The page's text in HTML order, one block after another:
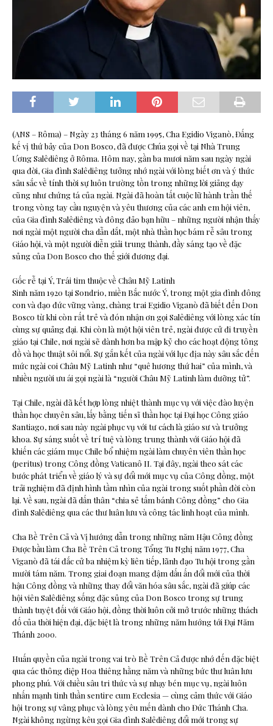
(ANS – Rôma) – Ngày 23 tháng 6 năm 1995, Cha Egidio Viganò, Đấng
kế vị thứ bảy của Don Bosco, đã được Chúa gọi về tại Nhà Trung
Ương Salêdiêng ở Rôma. Hôm nay, gần ba mươi năm sau ngày ngài
qua đời, Gia đình Salêdiêng tưởng nhớ ngài với lòng biết ơn và ý thức
sâu sắc về tính thời sự luôn trường tồn trong những lời giảng dạy
cũng như chứng tá của ngài. Ngài đã hoàn tất cuộc lữ hành trần thế
trong vòng tay cầu nguyện và yêu thương của các anh em hội viên,
của Gia đình Salêdiêng và đông đảo bạn hữu – những người nhận thấy
nơi ngài một người cha dẫn dắt, một nhà thần học bám rễ sâu trong
Giáo hội, và một người diễn giải trung thành, đầy sáng tạo về đặc
sủng của Don Bosco cho thế giới đương đại.
Gốc rễ tại Ý, Trái tim thuộc về Châu Mỹ Latinh
Sinh năm 1920 tại Sondrio, miền Bắc nước Ý, trong một gia đình đông
con và đạo đức vững vàng, chàng trai Egidio Viganò đã biết đến Don
Bosco từ khi còn rất trẻ và đón nhận ơn gọi Salêdiêng với lòng xác tín
cùng sự quảng đại. Khi còn là một hội viên trẻ, ngài được cử đi truyền
giáo tại Chile, nơi ngài sẽ dành hơn ba mập kỷ cho các hoạt động tông
đồ và học thuật sôi nổi. Sự gắn kết của ngài với lục địa này sâu sắc đến
mức ngài coi Châu Mỹ Latinh như “quê hương thứ hai” của mình, và
nhiều người ưu ái gọi ngài là “người Châu Mỹ Latinh làm dưỡng tử”.
Tại Chile, ngài đã kết hợp lòng nhiệt thành mục vụ với việc đào luyện
thần học chuyên sâu, lấy bằng tiến sĩ thần học tại Đại học Công giáo
Santiago, nơi sau này ngài phục vụ với tư cách là giáo sư và trưởng
khoa. Sự sáng suốt về trí tuệ và lòng trung thành với Giáo hội đã
khiến các giám mục Chile bổ nhiệm ngài làm chuyên viên thần học
(peritus) trong Công đồng Vaticanô II. Tại đây, ngài theo sát các
bước phát triển về giáo lý và sự đổi mới mục vụ của Công đồng, một
trải nghiệm đã định hình tầm nhìn của ngài trong suốt phần đời còn
lại. Về sau, ngài đã dấn thân “chia sẻ tấm bánh Công đồng” cho Gia
đình Salêdiêng qua các thư luân lưu và công tác linh hoạt của mình.
Cha Bề Trên Cả và Vị hướng dẫn trong những năm Hậu Công đồng
Được bầu làm Cha Bề Trên Cả trong Tổng Tu Nghị năm 1977, Cha
Viganò đã tái đắc cử ba nhiệm kỳ liên tiếp, lãnh đạo Tu hội trong gần
mười tám năm. Trong giai đoạn mang đậm dấu ấn đổi mới của thời
hậu Công đồng và những thay đổi văn hóa sâu sắc, ngài đã giúp các
hội viên Salêdiêng sống đặc sủng của Don Bosco trong sự trung
thành tuyệt đối với Giáo hội, đồng thời luôn cởi mở trước những thách
đố của thời hiện đại, đặc biệt là trong những năm hướng tới Đại Năm
Thánh 2000.
Huấn quyền của ngài trong vai trò Bề Trên Cả được nhớ đến đặc biệt
qua các thông điệp Hoa thiêng hằng năm và những bức thư luân lưu
phong phú. Với chiều sâu tri thức và sự nhạy bén mục vụ, ngài luôn
nhấn mạnh tinh thần sentire cum Ecclesia — cùng cảm thức với Giáo
hội trong sự vâng phục và lòng yêu mến dành cho Đức Thánh Cha.
Ngài không ngừng kêu gọi Gia đình Salêdiêng đổi mới trong sự